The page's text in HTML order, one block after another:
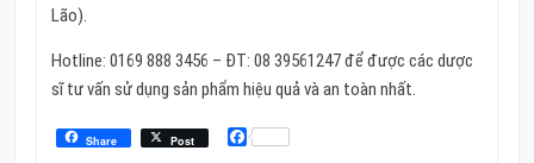
Lão).
Hotline: 0169 888 3456 – ĐT: 08 39561247 để được các dược
sĩ tư vấn sử dụng sản phẩm hiệu quả và an toàn nhất.
Share Post Facebook